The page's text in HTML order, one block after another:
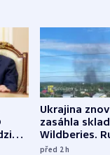
Ukrajina
zasáhla
Wildberies.
útočili v
před 2h